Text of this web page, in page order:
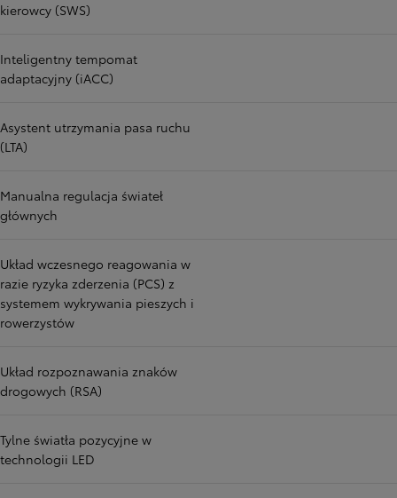
kierowcy (SWS)
Inteligentny tempomat
adaptacyjny (iACC)
Asystent utrzymania pasa ruchu
(LTA)
Manualna regulacja świateł
głównych
Układ wczesnego reagowania w
razie ryzyka zderzenia (PCS) z
systemem wykrywania pieszych i
rowerzystów
Układ rozpoznawania znaków
drogowych (RSA)
Tylne światła pozycyjne w
technologii LED